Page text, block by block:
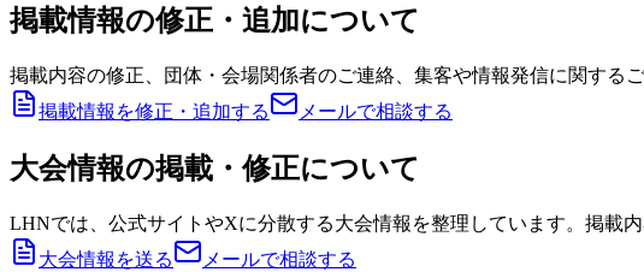
掲載情報の修正・追加について
掲載内容の修正、団体・会場関係者のご連絡、集客や情報発信に関する
掲載情報を修正・追加する
メールで相談する
大会情報の掲載・修正について
LHNでは、公式サイトやXに分散する大会情報を整理しています。掲載
大会情報を送る
メールで相談する